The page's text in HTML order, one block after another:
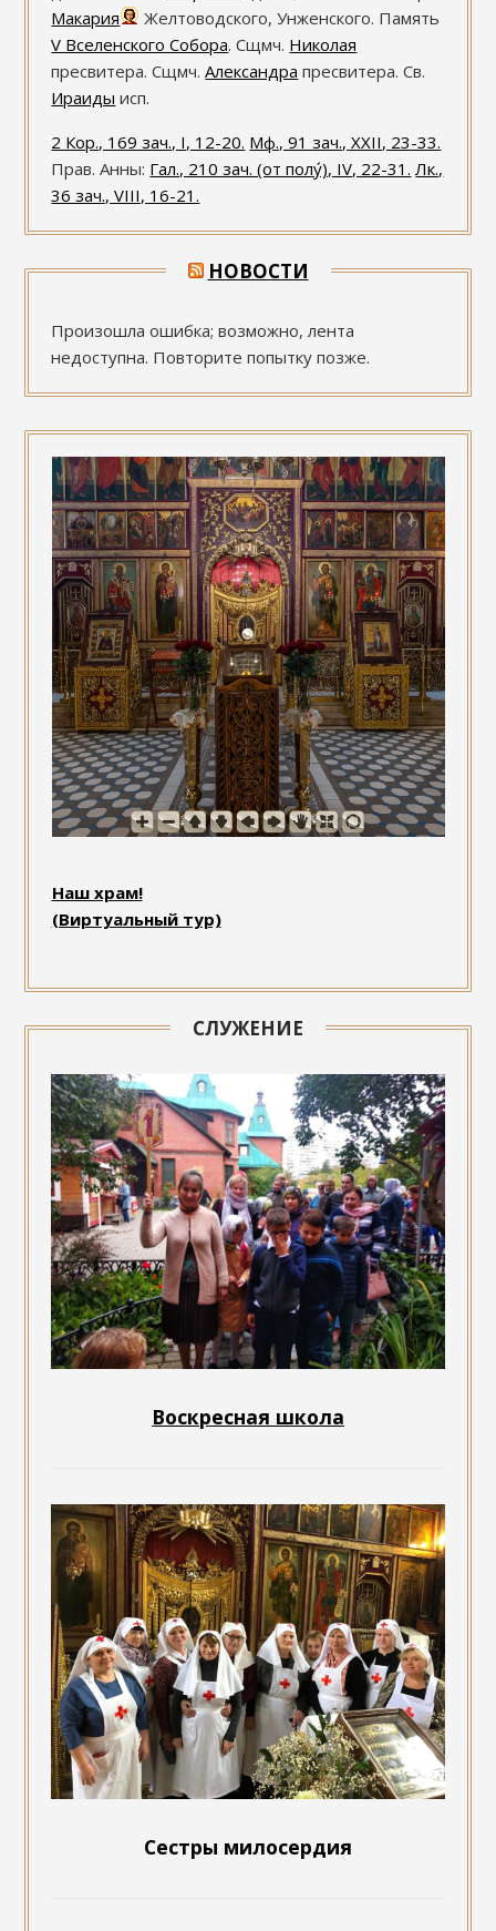
Макария
Желтоводского, Унженского. Память
V Вселенского Собора. Сщмч. Николая
пресвитера. Сщмч.Александра пресвитера. Св.
Ираиды исп.
2 Кор., 169 зач., I, 12-20. Мф., 91 зач., XXII, 23-33.
Прав. Анны: Гал., 210 зач. (от полу́), IV, 22-31. Лк.,
36 зач., VIII, 16-21.
НОВОСТИ
Произошла ошибка; возможно, лента
недоступна. Повторите попытку позже.
Наш храм!
(Виртуальный тур)
СЛУЖЕНИЕ
Воскресная школа
Сестры милосердия